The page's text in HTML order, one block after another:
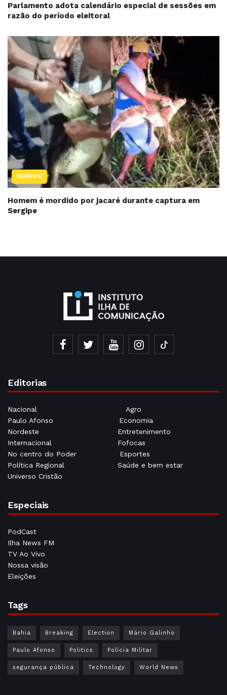
Parlamento adota calendário especial de sessões em
razão do período eleitoral
SERGIPE
Homem é mordido por jacaré durante captura em
Sergipe
Editorias
Nacional
Agro
Paulo Afonso
Economia
Nordeste
Entretenimento
Internacional
Fofocas
No centro do Poder
Esportes
Política Regional
Saúde e bem estar
Universo Cristão
Especiais
PodCast
Ilha News FM
TV Ao Vivo
Nossa visão
Eleições
Tags
Bahia Breaking Election Mário Galinho
Paulo Afonso Politics Polícia Militar
segurança pública Technology World News